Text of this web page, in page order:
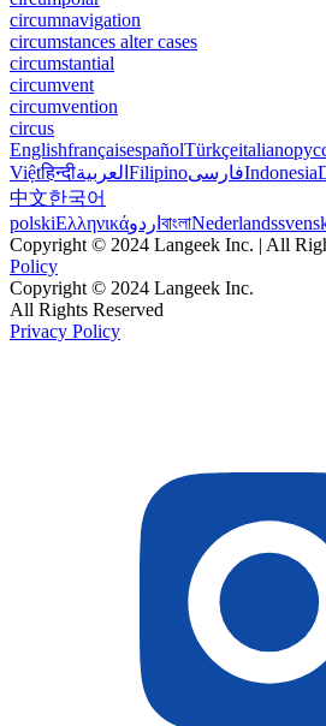
circumnavigation
circumstances alter cases
circumstantial
circumvent
circumvention
circus
EnglishfrançaisespañolTürkçeitaliano
Việtहिन्दीالعربية FilipinoفارسیIndonesia
中文한국어
polskiΕλληνικάاردو বাংলাNederlands
Copyright © 2024 Langeek Inc. | All
Policy
Copyright © 2024 Langeek Inc.
All Rights Reserved
Privacy Policy